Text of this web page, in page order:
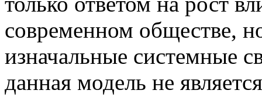
современном обществе,
изначальные системные
данная модель не